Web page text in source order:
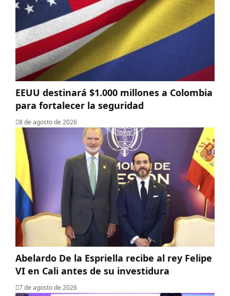
EEUU destinará $1.000 millones a Colombia
para fortalecer la seguridad
8 de agosto de 2026
Abelardo De la Espriella recibe al rey Felipe
VI en Cali antes de su investidura
7 de agosto de 2026